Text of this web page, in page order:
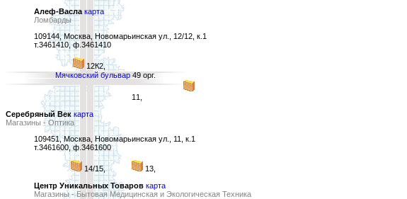
Алеф-Васла карта
Ломбарды
109144, Москва, Новомарьинская ул., 12/12, к.1
т.3461410, ф.3461410
12К2,
Мячковский бульвар 49 орг.
11,
Серебряный Век карта
Магазины - Оптика
109451, Москва, Новомарьинская ул., 11, к.1
т.3461600, ф.3461600
14/15,
13,
Центр Уникальных Товаров карта
Магазины - Бытовая Медицинская и Экологическая Техника